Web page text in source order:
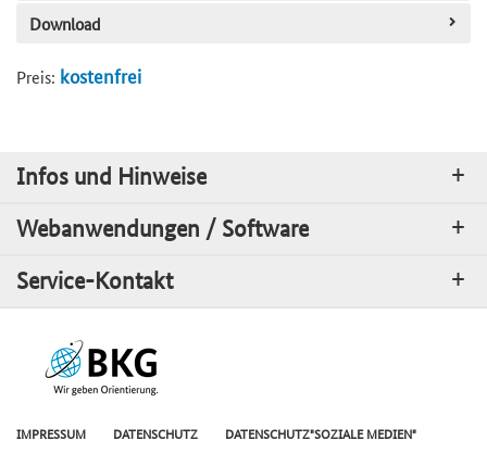
Download
Preis: kostenfrei
Infos und Hinweise
Webanwendungen / Software
Service-Kontakt
IMPRESSUM DATENSCHUTZ DATENSCHUTZ"SOZIALE MEDIEN"